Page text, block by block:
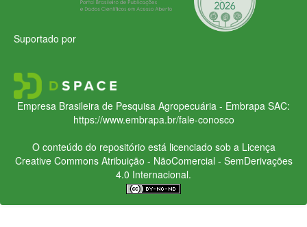
Suportado por
Empresa Brasileira de Pesquisa Agropecuária - Embrapa SAC:
https://www.embrapa.br/fale-conosco
O conteúdo do repositório está licenciado sob a Licença
Creative CommonsAtribuição - NãoComercial - SemDerivações
4.0 Internacional.